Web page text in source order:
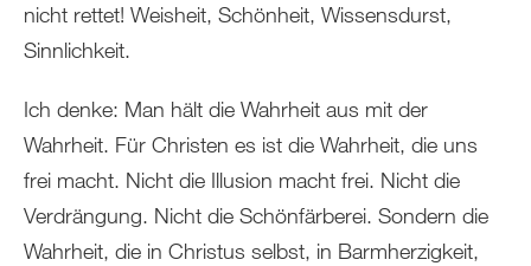
nicht rettet! Weisheit, Schönheit, Wissensdurst,
Sinnlichkeit.
Ich denke: Man hält die Wahrheit aus mit der
Wahrheit. Für Christen es ist die Wahrheit, die uns
frei macht. Nicht die Illusion macht frei. Nicht die
Verdrängung. Nicht die Schönfärberei. Sondern die
Wahrheit, die in Christus selbst, in Barmherzigkeit,